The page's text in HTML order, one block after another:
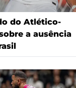
do Atlético-
a ausência